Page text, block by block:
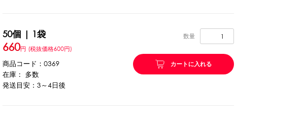
ソース・クリーム・フィリング等
ピューレ・ペースト
50個 | 1袋
660円 (税抜価格600円)
商品コード：0369
在庫： 多数
発送目安：3～4日後
数量
カートに入れる